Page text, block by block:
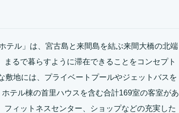
テル」は、宮古島と来間島を結ぶ来間大橋の北端
るで暮らすように滞在できることをコンセプト
敷地には、プライベートプールやジェットバスを
テル棟の首里ハウスを含む合計169室の客室があ
フィットネスセンター、ショップなどの充実した